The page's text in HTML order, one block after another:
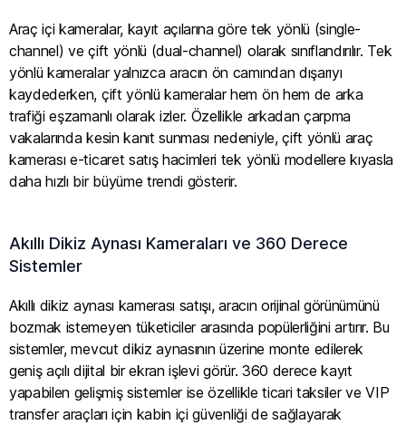
Araç içi kameralar, kayıt açılarına göre tek yönlü (single-
channel) ve çift yönlü (dual-channel) olarak sınıflandırılır. Tek
yönlü kameralar yalnızca aracın ön camından dışarıyı
kaydederken, çift yönlü kameralar hem ön hem de arka
trafiği eşzamanlı olarak izler. Özellikle arkadan çarpma
vakalarında kesin kanıt sunması nedeniyle, çift yönlü araç
kamerası e-ticaret satış hacimleri tek yönlü modellere kıyasla
daha hızlı bir büyüme trendi gösterir.
Akıllı Dikiz Aynası Kameraları ve 360 Derece
Sistemler
Akıllı dikiz aynası kamerası satışı, aracın orijinal görünümünü
bozmak istemeyen tüketiciler arasında popülerliğini artırır. Bu
sistemler, mevcut dikiz aynasının üzerine monte edilerek
geniş açılı dijital bir ekran işlevi görür. 360 derece kayıt
yapabilen gelişmiş sistemler ise özellikle ticari taksiler ve VIP
transfer araçları için kabin içi güvenliği de sağlayarak